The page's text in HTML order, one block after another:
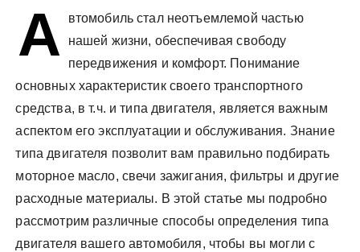
А
втомобиль стал неотъемлемой частью
нашей жизни, обеспечивая свободу
передвижения и комфорт. Понимание
основных характеристик своего транспортного
средства, в т.ч. и типа двигателя, является важным
аспектом его эксплуатации и обслуживания. Знание
типа двигателя позволит вам правильно подбирать
моторное масло, свечи зажигания, фильтры и другие
расходные материалы. В этой статье мы подробно
рассмотрим различные способы определения типа
двигателя вашего автомобиля, чтобы вы могли с